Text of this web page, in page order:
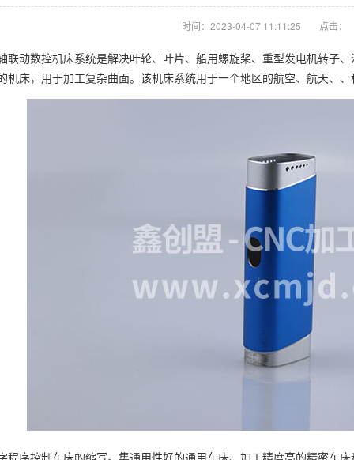
时间：2023-04-07 11:11:25 点击：
联动数控机床系统是解决叶轮、叶片、船用螺旋桨、重型发电机转子
机床，用于加工复杂曲面。该机床系统用于一个地区的航空、航天、
程序控制车床的缩写。集通用性好的通用车床、加工精度高的精密车